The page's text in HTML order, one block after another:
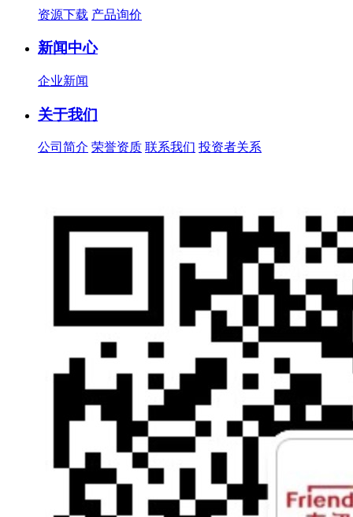
资源下载 产品询价
新闻中心
企业新闻
关于我们
公司简介 荣誉资质 联系我们 投资者关系